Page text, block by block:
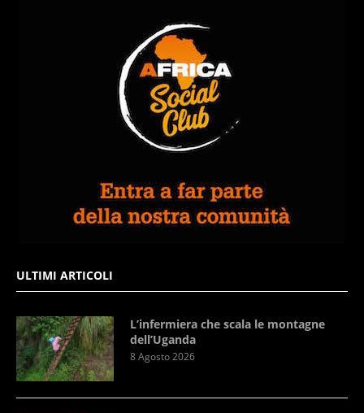
ULTIMI ARTICOLI
L’infermiera che scala le montagne
dell’Uganda
8 Agosto 2026